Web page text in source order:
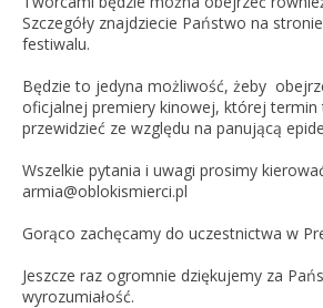
Szczegóły znajdziecie Państwo na
festiwalu.
Będzie to jedyna możliwość, żeby
oficjalnej premiery kinowej, której termin
przewidzieć ze względu na panującą
Wszelkie pytania i uwagi prosimy
armia@oblokismierci.pl
Gorąco zachęcamy do uczestnictwa w
Jeszcze raz ogromnie dziękujemy za
wyrozumiałość.